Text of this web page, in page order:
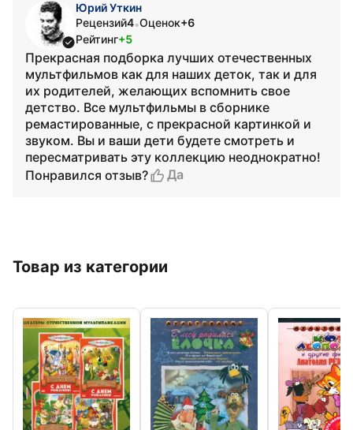
Юрий Уткин
Рецензий4•Оценок+6
Рейтинг+5
Прекрасная подборка лучших отечественных
мультфильмов как для наших деток, так и для
их родителей, желающих вспомнить свое
детство. Все мультфильмы в сборнике
ремастированные, с прекрасной картинкой и
звуком. Вы и ваши дети будете смотреть и
пересматривать эту коллекцию неоднократно!
Понравился отзыв?
Да
Товар из категории